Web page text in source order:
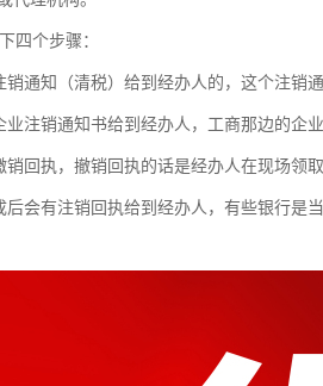
四个步骤：
通知（清税）给到经办人的，这个注销
注销通知书给到经办人，工商那边的企
回执，撤销回执的话是经办人在现场领
会有注销回执给到经办人，有些银行是